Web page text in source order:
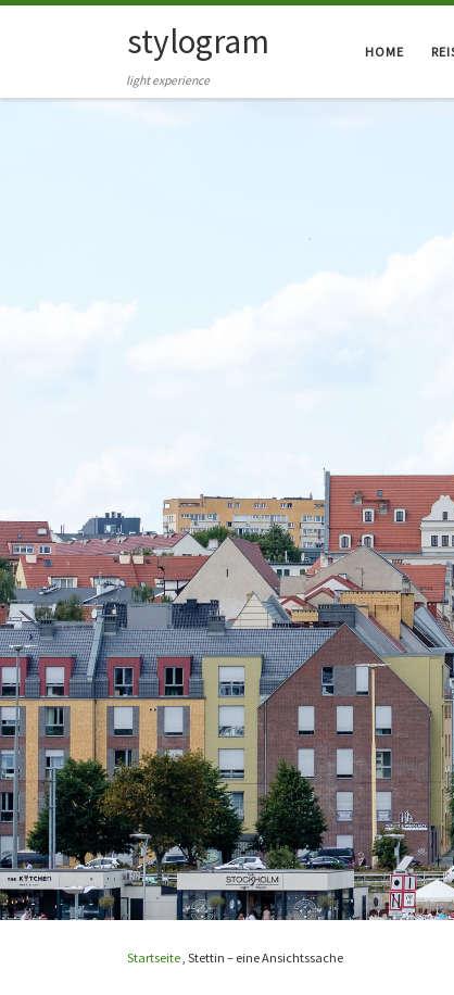
Zum Inhalt springenstylogram
light experience
HOME
Startseite Stettin – eine Ansichtssache